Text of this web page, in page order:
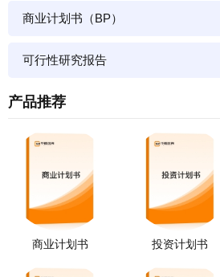
商业计划书（BP）
可行性研究报告
产品推荐
商业计划书 投资计划书